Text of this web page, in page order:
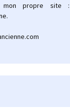
mon propre site :